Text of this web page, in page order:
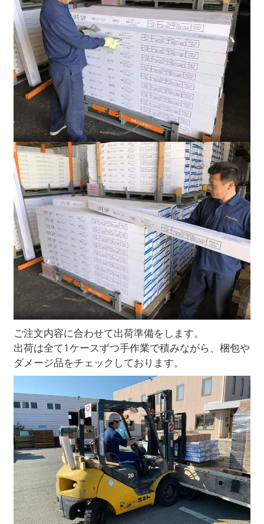
ご注文内容に合わせて出荷準備をします。
出荷は全て1ケースずつ手作業で積みながら、梱包や
ダメージ品をチェックしております。